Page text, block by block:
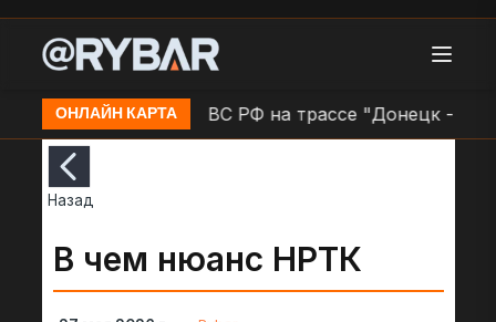
ОНЛАЙН КАРТА
Работа ПВО ВС РФ на трассе "Донецк -
Назад
В чем нюанс НРТК